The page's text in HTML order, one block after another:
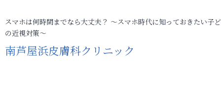
スマホは何時間までなら大丈夫？ ～スマホ時代に知っておきたい子
の近視対策～
南芦屋浜皮膚科クリニック